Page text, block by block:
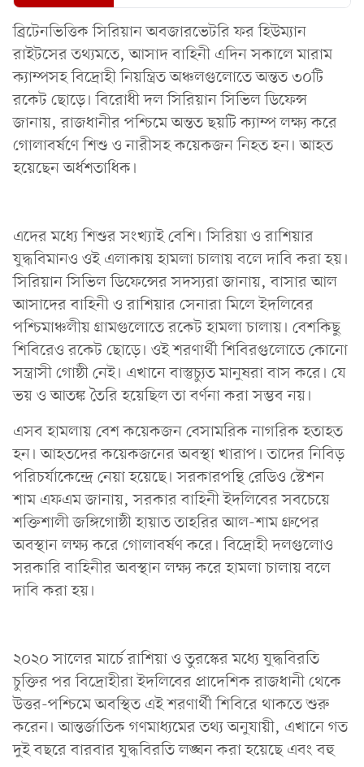
ব্রিটেনভিত্তিক সিরিয়ান অবজারভেটরি ফর হিউম্যান
রাইটসের তথ্যমতে, আসাদ বাহিনী এদিন সকালে মারাম
ক্যাম্পসহ বিদ্রোহী নিয়ন্ত্রিত অঞ্চলগুলোতে অন্তত ৩০টি
রকেট ছোড়ে। বিরোধী দল সিরিয়ান সিভিল ডিফেন্স
জানায়, রাজধানীর পশ্চিমে অন্তত ছয়টি ক্যাম্প লক্ষ্য করে
গোলাবর্ষণে শিশু ও নারীসহ কয়েকজন নিহত হন। আহত
হয়েছেন অর্ধশতাধিক।
এদের মধ্যে শিশুর সংখ্যাই বেশি। সিরিয়া ও রাশিয়ার
যুদ্ধবিমানও ওই এলাকায় হামলা চালায় বলে দাবি করা হয়।
সিরিয়ান সিভিল ডিফেন্সের সদস্যরা জানায়, বাসার আল
আসাদের বাহিনী ও রাশিয়ার সেনারা মিলে ইদলিবের
পশ্চিমাঞ্চলীয় গ্রামগুলোতে রকেট হামলা চালায়। বেশকিছু
শিবিরেও রকেট ছোড়ে। ওই শরণার্থী শিবিরগুলোতে কোনো
সন্ত্রাসী গোষ্ঠী নেই। এখানে বাস্তুচ্যুত মানুষরা বাস করে। যে
ভয় ও আতঙ্ক তৈরি হয়েছিল তা বর্ণনা করা সম্ভব নয়।
এসব হামলায় বেশ কয়েকজন বেসামরিক নাগরিক হতাহত
হন। আহতদের কয়েকজনের অবস্থা খারাপ। তাদের নিবিড়
পরিচর্যাকেন্দ্রে নেয়া হয়েছে। সরকারপন্থি রেডিও স্টেশন
শাম এফএম জানায়, সরকার বাহিনী ইদলিবের সবচেয়ে
শক্তিশালী জঙ্গিগোষ্ঠী হায়াত তাহরির আল-শাম গ্রুপের
অবস্থান লক্ষ্য করে গোলাবর্ষণ করে। বিদ্রোহী দলগুলোও
সরকারি বাহিনীর অবস্থান লক্ষ্য করে হামলা চালায় বলে
দাবি করা হয়।
২০২০ সালের মার্চে রাশিয়া ও তুরস্কের মধ্যে যুদ্ধবিরতি
চুক্তির পর বিদ্রোহীরা ইদলিবের প্রাদেশিক রাজধানী থেকে
উত্তর-পশ্চিমে অবস্থিত এই শরণার্থী শিবিরে থাকতে শুরু
করেন। আন্তর্জাতিক গণমাধ্যমের তথ্য অনুযায়ী, এখানে গত
দুই বছরে বারবার যুদ্ধবিরতি লঙ্ঘন করা হয়েছে এবং বহু